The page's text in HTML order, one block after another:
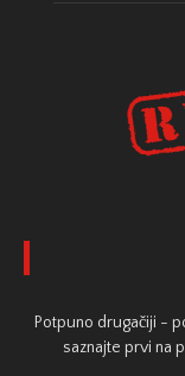
Potpuno drugačiji -
saznajte prvi na